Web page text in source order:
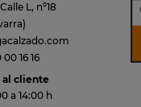
L, nº18
16 16
al cliente
a 14:00 h